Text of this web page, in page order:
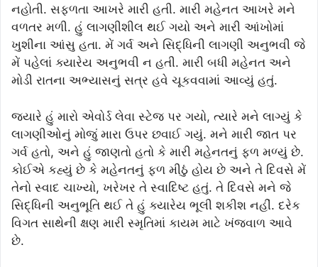
નહોતી. સફળતા આખરે મારી હતી. મારી મહેનત આખરે મને
વળતર મળી. હું લાગણીશીલ થઈ ગયો અને મારી આંખોમાં
ખુશીના આંસુ હતા. મેં ગર્વ અને સિદ્ધિની લાગણી અનુભવી જે
મેં પહેલાં ક્યારેય અનુભવી ન હતી. મારી બધી મહેનત અને
મોડી રાતના અભ્યાસનું સત્ર હવે ચૂકવવામાં આવ્યું હતું.
જ્યારે હું મારો એવોર્ડ લેવા સ્ટેજ પર ગયો, ત્યારે મને લાગ્યું કે
લાગણીઓનું મોજું મારા ઉપર છવાઈ ગયું. મને મારી જાત પર
ગર્વ હતો, અને હું જાણતો હતો કે મારી મહેનતનું ફળ મળ્યું છે.
કોઈએ કહ્યું છે કે મહેનતનું ફળ મીઠું હોય છે અને તે દિવસે મેં
તેનો સ્વાદ ચાખ્યો, ખરેખર તે સ્વાદિષ્ટ હતું. તે દિવસે મને જે
સિદ્ધિની અનુભૂતિ થઈ તે હું ક્યારેય ભૂલી શકીશ નહીં. દરેક
વિગત સાથેની ક્ષણ મારી સ્મૃતિમાં કાયમ માટે ખંજવાળ આવે
છે.